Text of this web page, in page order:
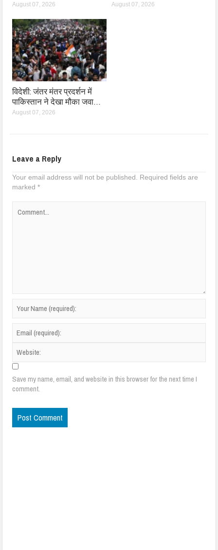
August 07, 2026 August 07, 2026
विदेशी: जंतर मंतर प्रदर्शन में
पाकिस्तान ने देखा मौका जवा…
August 07, 2026
Leave a Reply
Your email address will not be published.
Required fields are
marked*
Save my name, email, and website in this browser for the next time I
comment.